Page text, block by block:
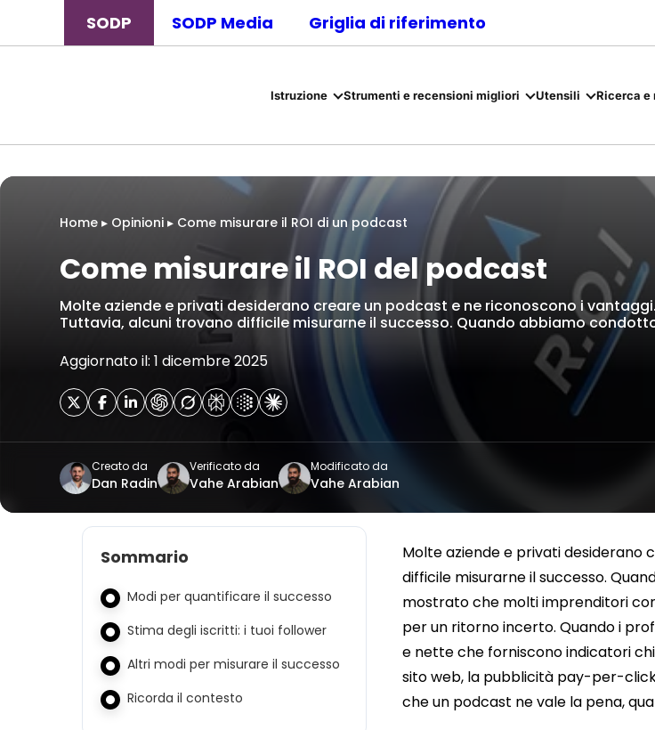
SODP SODP Media Griglia di riferimento
Istruzione Strumenti e recensioni migliori Utensili Ricerca e
Home ▸ Opinioni ▸ Come misurare il ROI di un podcast
Come misurare il ROI del podcast
Molte aziende e privati ​​desiderano creare un podcast e ne riconoscono i vantaggi.
Tuttavia, alcuni trovano difficile misurarne il successo. Quando abbiamo
Aggiornato il: 1 dicembre 2025
Creato da
Dan Radin
Verificato da
Vahe Arabian
Modificato da
Vahe Arabian
Sommario
Modi per quantificare il successo
Stima degli iscritti: i tuoi follower
Altri modi per misurare il successo
Ricorda il contesto
Molte aziende e privati ​​desiderano
difficile misurarne il successo.
mostrato che molti imprenditori
per un ritorno incerto. Quando i
e nette che forniscono indicatori
sito web, la pubblicità pay-per-
che un podcast ne vale la pena,